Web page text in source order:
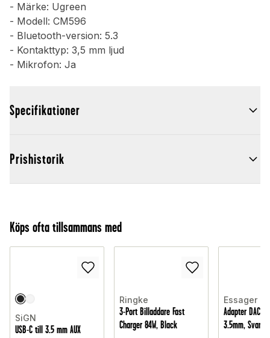
- Märke: Ugreen
- Modell: CM596
- Bluetooth-version: 5.3
- Kontakttyp: 3,5 mm ljud
- Mikrofon: Ja
Specifikationer
Prishistorik
Köps ofta tillsammans med
SiGN
USB-C till 3.5 mm AUX
Ringke
3-Port Billaddare Fast
Charger 84W, Black
Essager
Adapter DAC
3.5mm, Svart